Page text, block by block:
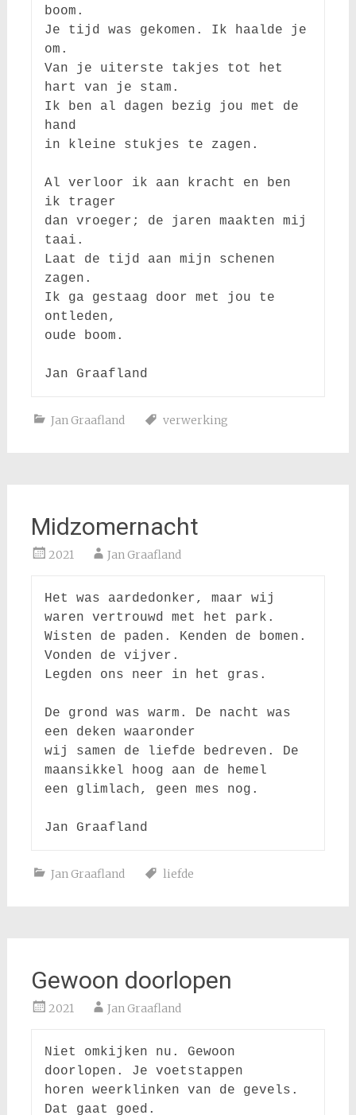
boom.
Je tijd was gekomen. Ik haalde je
om.
Van je uiterste takjes tot het
hart van je stam.
Ik ben al dagen bezig jou met de
hand
in kleine stukjes te zagen.
Al verloor ik aan kracht en ben
ik trager
dan vroeger; de jaren maakten mij
taai.
Laat de tijd aan mijn schenen
zagen.
Ik ga gestaag door met jou te
ontleden,
oude boom.
Jan Graafland verwerking
Midzomernacht
2021 Jan Graafland
Het was aardedonker, maar wij
waren vertrouwd met het park.
Wisten de paden. Kenden de bomen.
Vonden de vijver.
Legden ons neer in het gras.
De grond was warm. De nacht was
een deken waaronder
wij samen de liefde bedreven. De
maansikkel hoog aan de hemel
een glimlach, geen mes nog.
Jan Graafland liefde
Gewoon doorlopen
2021 Jan Graafland
Niet omkijken nu. Gewoon
doorlopen. Je voetstappen
horen weerklinken van de gevels.
Dat gaat goed.